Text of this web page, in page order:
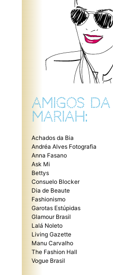
AMIGOS DA
MARIAH:
Achados da Bia
Andréa Alves Fotografia
Anna Fasano
Ask Mi
Bettys
Consuelo Blocker
Dia de Beaute
Fashionismo
Garotas Estúpidas
Glamour Brasil
Lalá Noleto
Living Gazette
Manu Carvalho
The Fashion Hall
Vogue Brasil